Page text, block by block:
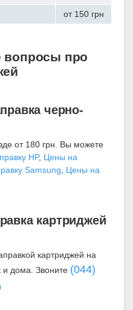
от 150 грн
вопросы про
черно-
от 180 грн. Вы можете
HP, Цены на
Samsung
Цены на
картриджей
картриджей на
и дома. Звоните (044)